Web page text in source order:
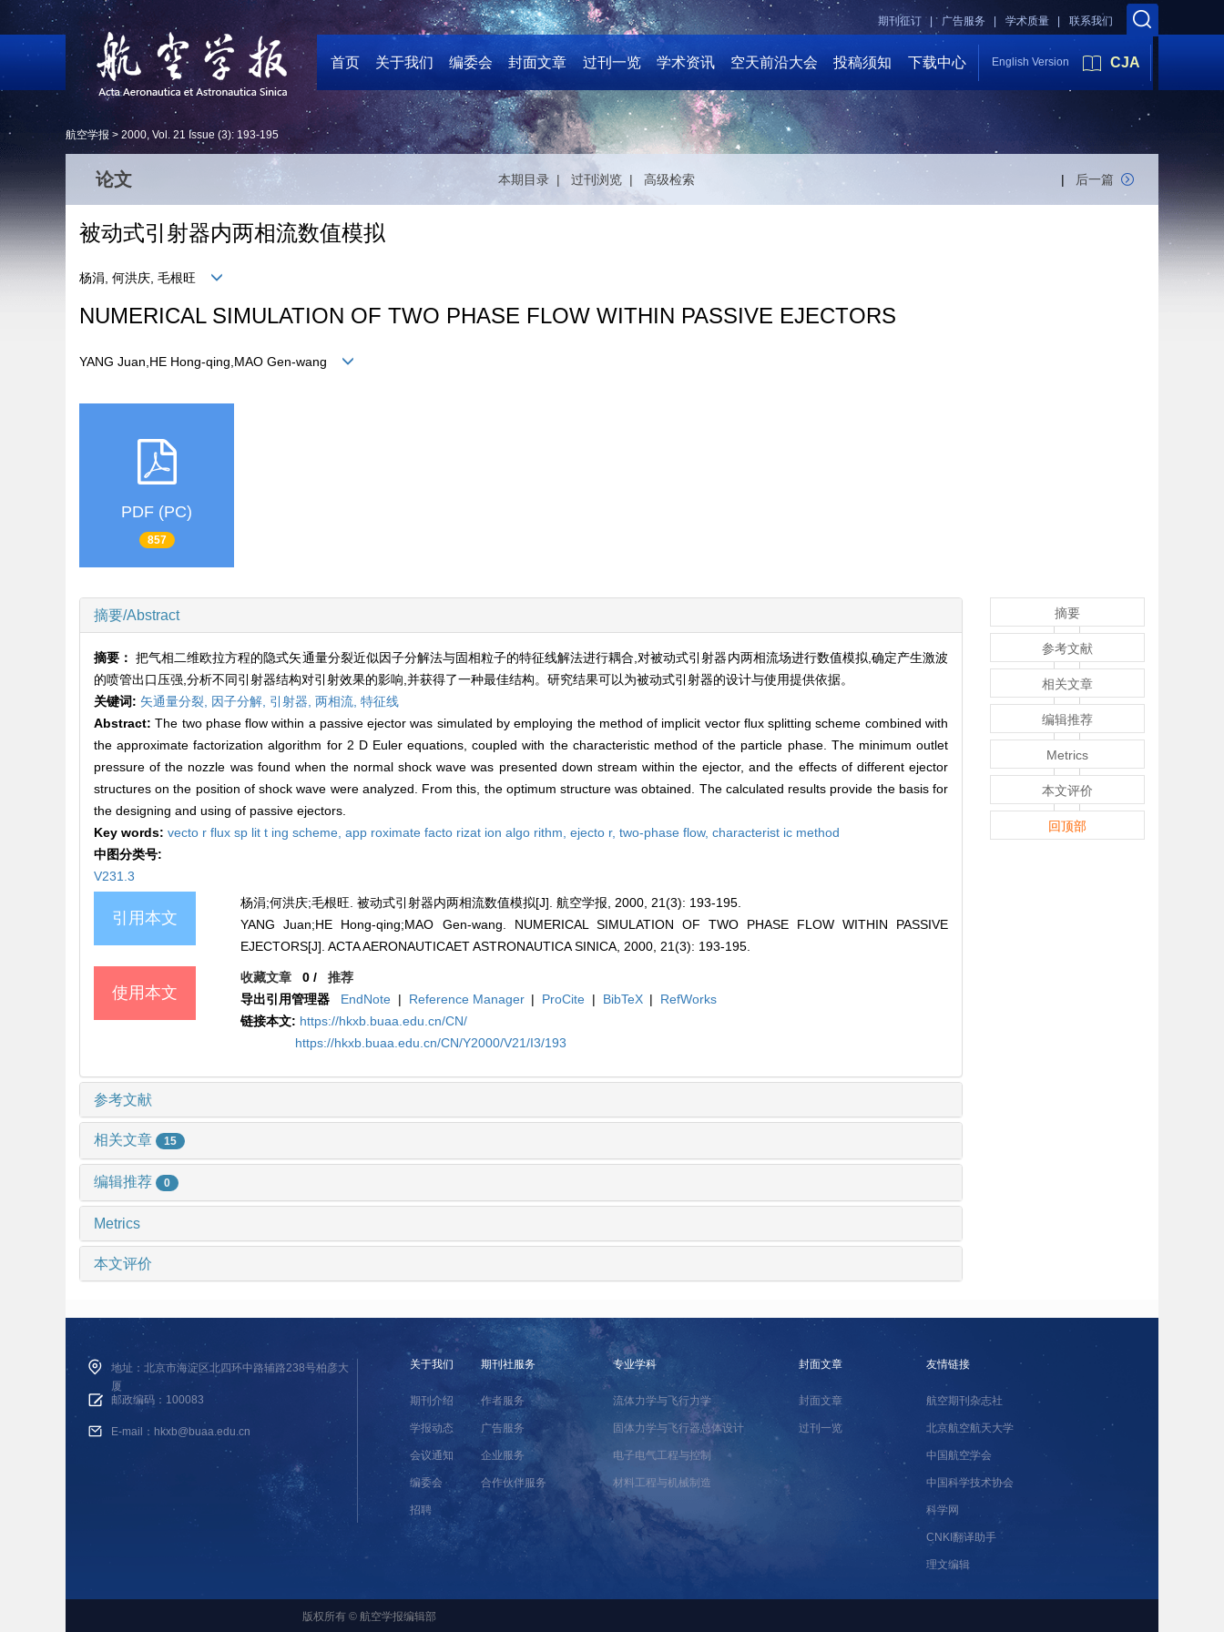
联系我们
学术质量 |
广告服务 |
期刊征订 |
首页 关于我们 编委会 封面文章 过刊一览 学术资讯 空天前沿大会 投稿须知 下载中心 English Version CJA
航空学报 > 2000, Vol. 21 Issue (3): 193-195
论文 本期目录 | 过刊浏览 | 高级检索 | 后一篇
被动式引射器内两相流数值模拟
杨涓, 何洪庆, 毛根旺
NUMERICAL SIMULATION OF TWO PHASE FLOW WITHIN PASSIVE EJECTORS
YANG Juan,HE Hong-qing,MAO Gen-wang
PDF (PC)
857
摘要/Abstract
摘要：把气相二维欧拉方程的隐式矢通量分裂近似因子分解法与固相粒子的特征线解法进行耦合,对被动式引射器内两相流场进行数值模拟,确定产生激波
的喷管出口压强,分析不同引射器结构对引射效果的影响,并获得了一种最佳结构。研究结果可以为被动式引射器的设计与使用提供依据。
关键词: 矢通量分裂, 因子分解, 引射器, 两相流, 特征线
Abstract:The two phase flow within a passive ejector was simulated by employing the method of implicit vector flux splitting scheme combined with
the approximate factorization algorithm for 2 D Euler equations, coupled with the characteristic method of the particle phase. The minimum outlet
pressure of the nozzle was found when the normal shock wave was presented down stream within the ejector, and the effects of different ejector
structures on the position of shock wave were analyzed. From this, the optimum structure was obtained. The calculated results provide the basis for
the designing and using of passive ejectors.
Key words: vecto r flux sp lit t ing scheme, app roximate facto rizat ion algo rithm, ejecto r, two-phase flow, characterist ic method
中图分类号:
V231.3
引用本文
杨涓;何洪庆;毛根旺. 被动式引射器内两相流数值模拟[J]. 航空学报, 2000, 21(3): 193-195.
YANG Juan;HE Hong-qing;MAO Gen-wang. NUMERICAL SIMULATION OF TWO PHASE FLOW WITHIN PASSIVE
EJECTORS[J]. ACTA AERONAUTICAET ASTRONAUTICA SINICA, 2000, 21(3): 193-195.
使用本文
收藏文章 0 /推荐
导出引用管理器
EndNote | Reference Manager | ProCite | BibTeX |
RefWorks
链接本文: https://hkxb.buaa.edu.cn/CN/
https://hkxb.buaa.edu.cn/CN/Y2000/V21/I3/193
参考文献
相关文章 15
编辑推荐 0
Metrics
本文评价
摘要
参考文献
相关文章
编辑推荐
Metrics
本文评价
回顶部
地址：北京市海淀区北四环中路辅路238号柏彦大
厦
邮政编码：100083
E-mail：hkxb@buaa.edu.cn
关于我们
期刊介绍
学报动态
会议通知
编委会
招聘
期刊社服务
作者服务
广告服务
企业服务
合作伙伴服务
专业学科
流体力学与飞行力学
固体力学与飞行器总体设计
电子电气工程与控制
材料工程与机械制造
封面文章
封面文章
过刊一览
友情链接
航空期刊杂志社
北京航空航天大学
中国航空学会
中国科学技术协会
科学网
CNKI翻译助手
理文编辑
版权所有 © 航空学报编辑部